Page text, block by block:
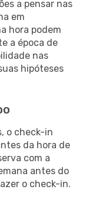
a pensar nas
em
hora podem
a época de
nas
hipóteses
o check-in
da hora de
com a
antes do
o check-in.